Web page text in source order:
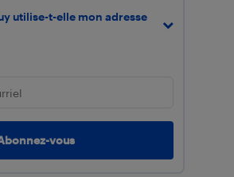
utilise-t-elle mon adresse